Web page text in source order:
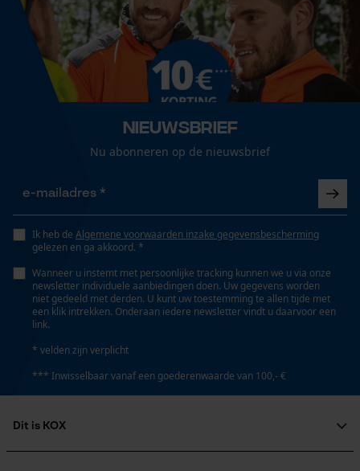
Nieuwsbrief
Nu abonneren op de nieuwsbrief
Ik heb de Algemene voorwaarden inzake gegevensbescherming
gelezen en ga akkoord. *
Wanneer u instemt met persoonlijke tracking kunnen we u via onze
newsletter individuele aanbiedingen doen. Uw gegevens worden
niet gedeeld met derden. U kunt uw toestemming te allen tijde met
een klik intrekken. Onderaan iedere newsletter vindt u daarvoor een
link.
* velden zijn verplicht
*** Inwisselbaar vanaf een goederenwaarde van 100,- €
Dit is KOX